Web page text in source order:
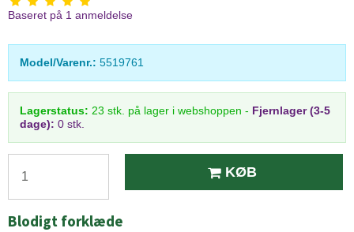
Baseret på 1 anmeldelse
Model/Varenr.: 5519761
Lagerstatus: 23 stk. på lager i webshoppen - Fjernlager (3-5
dage): 0 stk.
KØB
Blodigt forklæde